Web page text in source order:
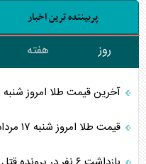
پربیننده ترین اخبار
روز هفته
آخرین قیمت طلا امروز شنبه ۱۷ مرداد ۱۴۰۵ | صعود تاریخی طلا
قیمت طلا امروز شنبه ۱۷ مرداد ۱۴۰۵ + جدول